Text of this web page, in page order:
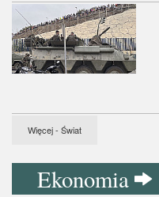
Więcej - Świat
Ekonomia